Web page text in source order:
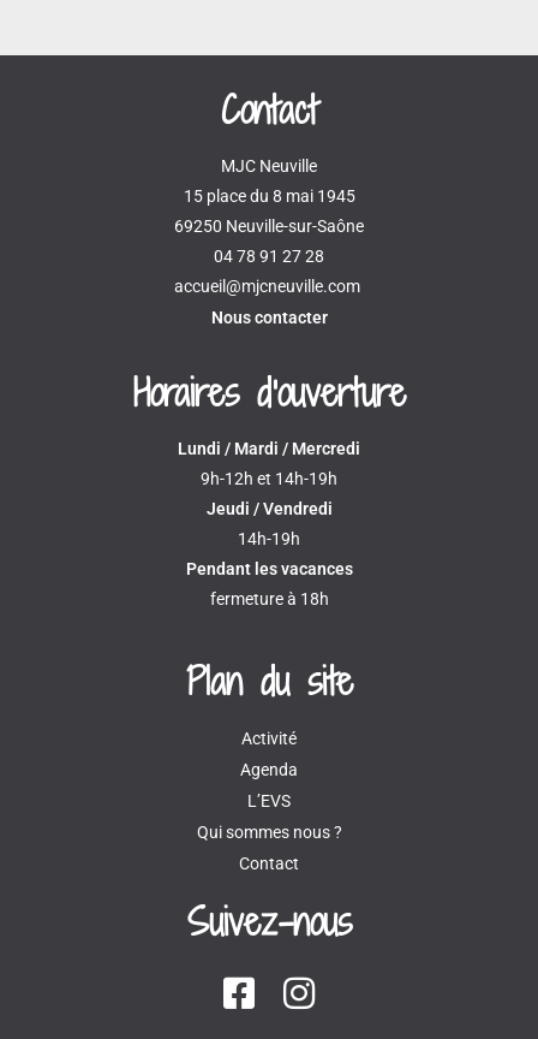
Contact
MJC Neuville
15 place du 8 mai 1945
69250 Neuville-sur-Saône
04 78 91 27 28
accueil@mjcneuville.com
Nous contacter
Horaires d'ouverture
Lundi / Mardi / Mercredi
9h-12h et 14h-19h
Jeudi / Vendredi
14h-19h
Pendant les vacances
fermeture à 18h
Plan du site
Activité
Agenda
L’EVS
Qui sommes nous ?
Contact
Suivez-nous